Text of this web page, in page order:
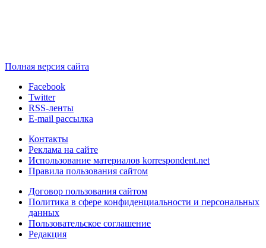
Полная версия сайта
Facebook
Twitter
RSS-ленты
E-mail рассылка
Контакты
Реклама на сайте
Использование материалов korrespondent.net
Правила пользования сайтом
Договор пользования сайтом
Политика в сфере конфиденциальности и персональных
данных
Пользовательское соглашение
Редакция